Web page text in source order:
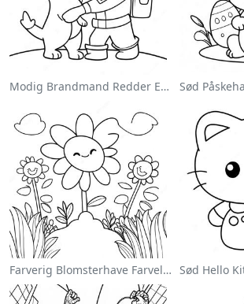
Modig Brandmand Redder En Kat Farvelægningsside
Farverig Blomsterhave Farvelægningsside